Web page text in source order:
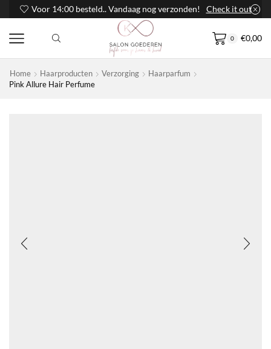
Voor 14:00 besteld.. Vandaag nog verzonden! Check it out
0 €0,00
Home Haarproducten Verzorging
Haarparfum
Pink Allure Hair Perfume